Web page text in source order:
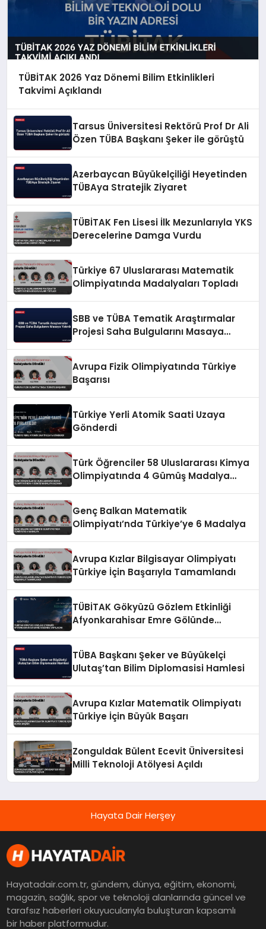
TÜBİTAK 2026 Yaz Dönemi Bilim Etkinlikleri
Takvimi Açıklandı
Tarsus Üniversitesi Rektörü Prof Dr Ali
Özen TÜBA Başkanı Şeker ile görüştü
Azerbaycan Büyükelçiliği Heyetinden
TÜBAya Stratejik Ziyaret
TÜBİTAK Fen Lisesi İlk Mezunlarıyla YKS
Derecelerine Damga Vurdu
Türkiye 67 Uluslararası Matematik
Olimpiyatında Madalyaları Topladı
SBB ve TÜBA Tematik Araştırmalar
Projesi Saha Bulgularını Masaya
Avrupa Fizik Olimpiyatında Türkiye
Başarısı
Türkiye Yerli Atomik Saati Uzaya
Gönderdi
Türk Öğrenciler 58 Uluslararası Kimya
Olimpiyatında 4 Gümüş Madalya
Genç Balkan Matematik
Olimpiyatı’nda Türkiye’ye 6 Madalya
Avrupa Kızlar Bilgisayar Olimpiyatı
Türkiye İçin Başarıyla Tamamlandı
TÜBİTAK Gökyüzü Gözlem Etkinliği
Afyonkarahisar Emre Gölünde
TÜBA Başkanı Şeker ve Büyükelçi
Ulutaş’tan Bilim Diplomasisi Hamlesi
Avrupa Kızlar Matematik Olimpiyatı
Türkiye İçin Büyük Başarı
Zonguldak Bülent Ecevit Üniversitesi
Milli Teknoloji Atölyesi Açıldı
Hayata Dair Herşey
Hayatadair.com.tr, gündem, dünya, eğitim, ekonomi,
magazin, sağlık, spor ve teknoloji alanlarında güncel ve
tarafsız haberleri okuyucularıyla buluşturan kapsamlı
bir haber platformudur.